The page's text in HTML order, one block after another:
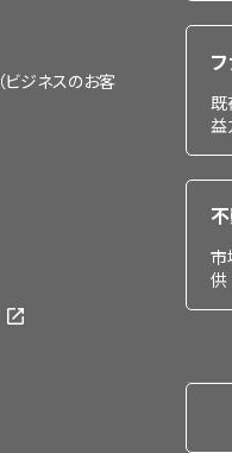
ビジネスのお客
既
益
市
供